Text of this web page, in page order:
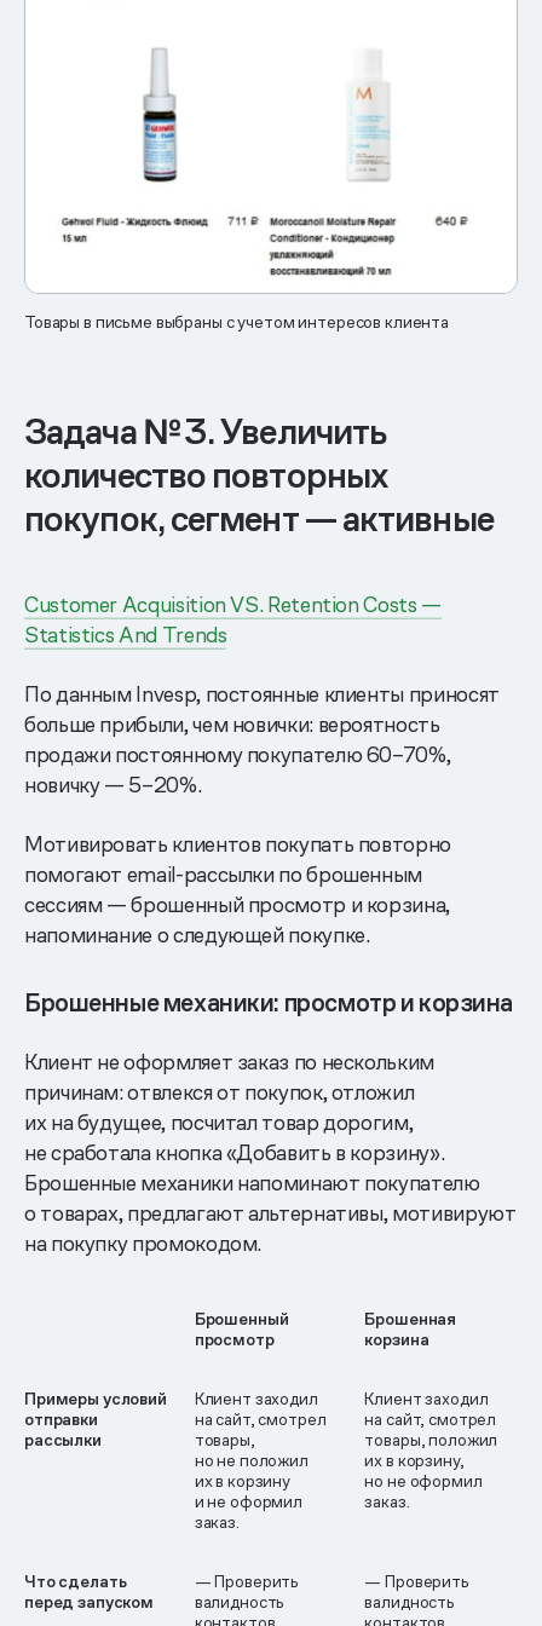
Товары в письме выбраны с учетом интересов клиента
Задача № 3. Увеличить
количество повторных
покупок, сегмент — активные
Customer Acquisition VS. Retention Costs —
Statistics And Trends
По данным Invesp, постоянные клиенты приносят
больше прибыли, чем новички: вероятность
продажи постоянному покупателю 60–70%,
новичку — 5–20%.
Мотивировать клиентов покупать повторно
помогают email-рассылки по брошенным
сессиям — брошенный просмотр и корзина,
напоминание о следующей покупке.
Брошенные механики: просмотр и корзина
Клиент не оформляет заказ по нескольким
причинам: отвлекся от покупок, отложил
их на будущее, посчитал товар дорогим,
не сработала кнопка «Добавить в корзину».
Брошенные механики напоминают покупателю
о товарах, предлагают альтернативы, мотивируют
на покупку промокодом.
Брошенный
просмотр
Брошенная
корзина
Примеры условий
отправки
рассылки
Клиент заходил
на сайт, смотрел
товары,
но не положил
их в корзину
и не оформил
заказ.
Клиент заходил
на сайт, смотрел
товары, положил
их в корзину,
но не оформил
заказ.
Что сделать
перед запуском
— Проверить
валидность
— Проверить
валидность